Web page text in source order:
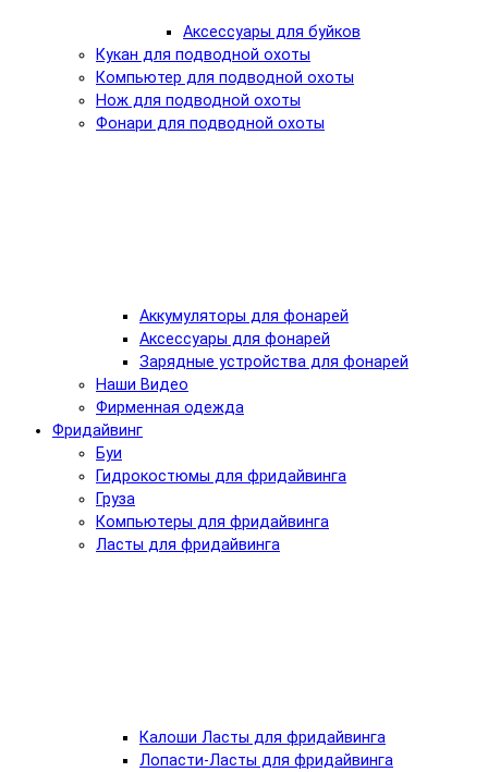
Аксессуары для буйков
Кукан для подводной охоты
Компьютер для подводной охоты
Нож для подводной охоты
Фонари для подводной охоты
Аккумуляторы для фонарей
Аксессуары для фонарей
Зарядные устройства для фонарей
Наши Видео
Фирменная одежда
Фридайвинг
Буи
Гидрокостюмы для фридайвинга
Груза
Компьютеры для фридайвинга
Ласты для фридайвинга
Калоши Ласты для фридайвинга
Лопасти-Ласты для фридайвинга